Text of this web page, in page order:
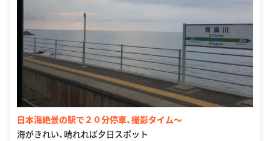
日本海絶景の駅で２０分停車、撮影タイム〜
海がきれい、晴れれば夕日スポット